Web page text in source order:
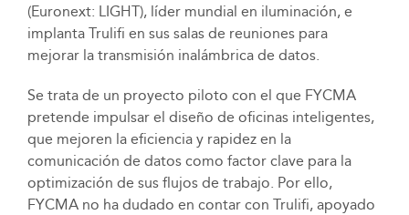
(Euronext: LIGHT), líder mundial en iluminación, e
implanta Trulifi en sus salas de reuniones para
mejorar la transmisión inalámbrica de datos.
Se trata de un proyecto piloto con el que FYCMA
pretende impulsar el diseño de oficinas inteligentes,
que mejoren la eficiencia y rapidez en la
comunicación de datos como factor clave para la
optimización de sus flujos de trabajo. Por ello,
FYCMA no ha dudado en contar con Trulifi, apoyado